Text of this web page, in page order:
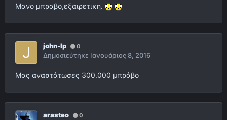
Μανο μπραβο,εξαιρετικη.
john-lp 0
Δημοσιεύτηκε Ιανουάριος 8, 2016
Μας αναστάτωσες 300.000 μπράβο
arasteo 0